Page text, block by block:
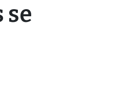
se